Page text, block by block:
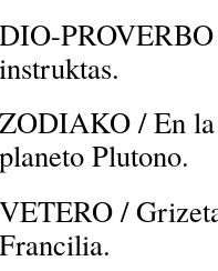
DIO-
instruktas.
ZODIAKO / En la
planeto Plutono.
VETERO /
Francilia.